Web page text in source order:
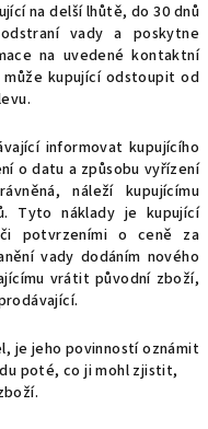
na delší lhůtě, do 30 dnů
vady a poskytne
na uvedené kontaktní
kupující odstoupit od
informovat kupujícího
o datu a způsobu vyřízení
náleží kupujícímu
Tyto náklady je kupující
potvrzeními o ceně za
vady dodáním nového
vrátit původní zboží,
je jeho povinností oznámit
poté, co ji mohl zjistit,